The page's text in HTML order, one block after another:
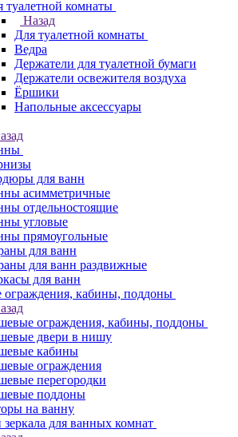
туалетной комнаты
Назад
Для туалетной комнаты
Ведра
Держатели для туалетной бумаги
Держатели освежителя воздуха
Ёршики
Напольные аксессуары
для ванн
асимметричные
отдельностоящие
угловые
прямоугольные
для ванн
для ванн раздвижные
для ванн
кабины, поддоны
ограждения, кабины, поддоны
двери в нишу
кабины
ограждения
перегородки
поддоны
на ванну
для ванных комнат